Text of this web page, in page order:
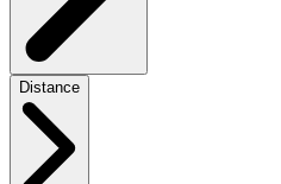
Distance